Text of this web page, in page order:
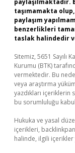
taşımamakta
paylaşım
benzerlikleri
taslak halindedir
Sitemiz, 5651 Sayılı
Kurumu (BTK)
vermektedir. Bu
veya araştırma
yazdıkları
bu sorumluluğu
Hukuka ve yasal
içerikleri,
halinde, ilgili içerikler